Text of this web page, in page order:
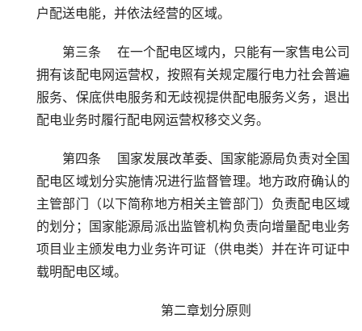
户配送电能，并依法经营的区域。
第三条    在一个配电区域内，只能有一家售电公司
拥有该配电网运营权，按照有关规定履行电力社会普遍
服务、保底供电服务和无歧视提供配电服务义务，退出
配电业务时履行配电网运营权移交义务。
第四条    国家发展改革委、国家能源局负责对全国
配电区域划分实施情况进行监督管理。地方政府确认的
主管部门（以下简称地方相关主管部门）负责配电区域
的划分；国家能源局派出监管机构负责向增量配电业务
项目业主颁发电力业务许可证（供电类）并在许可证中
载明配电区域。
第二章划分原则